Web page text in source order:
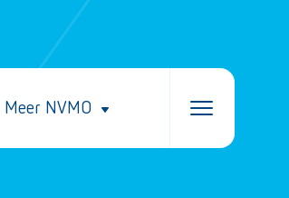
Meer NVMO